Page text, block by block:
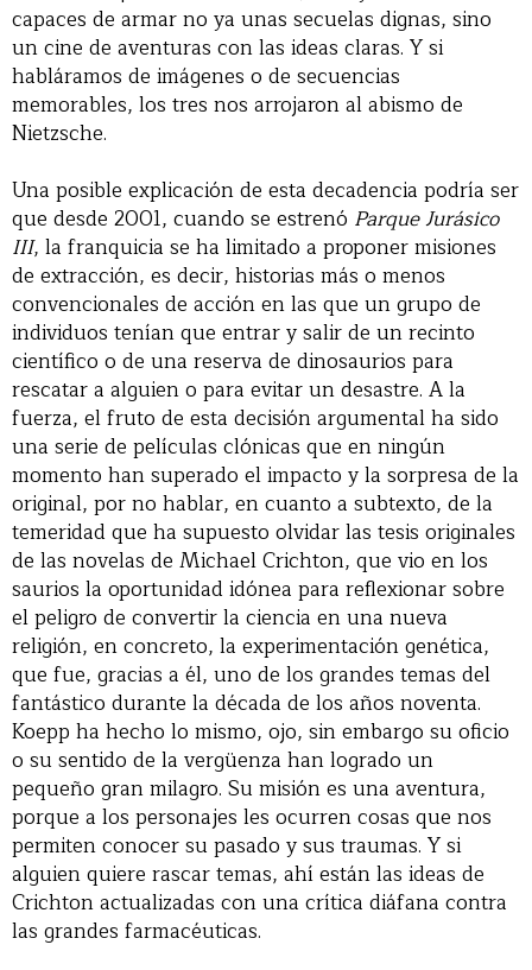
capaces de armar no ya unas secuelas dignas, sino
un cine de aventuras con las ideas claras. Y si
habláramos de imágenes o de secuencias
memorables, los tres nos arrojaron al abismo de
Nietzsche.
Una posible explicación de esta decadencia podría ser
que desde 2001, cuando se estrenó Parque Jurásico
III, la franquicia se ha limitado a proponer misiones
de extracción, es decir, historias más o menos
convencionales de acción en las que un grupo de
individuos tenían que entrar y salir de un recinto
científico o de una reserva de dinosaurios para
rescatar a alguien o para evitar un desastre. A la
fuerza, el fruto de esta decisión argumental ha sido
una serie de películas clónicas que en ningún
momento han superado el impacto y la sorpresa de la
original, por no hablar, en cuanto a subtexto, de la
temeridad que ha supuesto olvidar las tesis originales
de las novelas de Michael Crichton, que vio en los
saurios la oportunidad idónea para reflexionar sobre
el peligro de convertir la ciencia en una nueva
religión, en concreto, la experimentación genética,
que fue, gracias a él, uno de los grandes temas del
fantástico durante la década de los años noventa.
Koepp ha hecho lo mismo, ojo, sin embargo su oficio
o su sentido de la vergüenza han logrado un
pequeño gran milagro. Su misión es una aventura,
porque a los personajes les ocurren cosas que nos
permiten conocer su pasado y sus traumas. Y si
alguien quiere rascar temas, ahí están las ideas de
Crichton actualizadas con una crítica diáfana contra
las grandes farmacéuticas.